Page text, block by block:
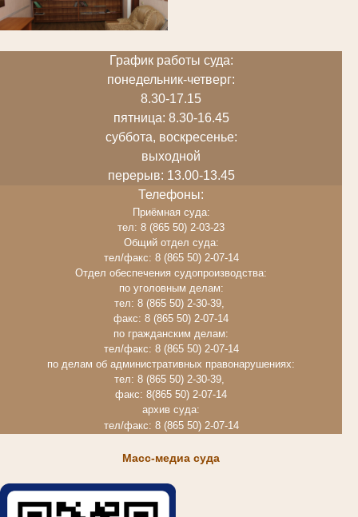
График работы суда:
понедельник-четверг:
8.30-17.15
пятница: 8.30-16.45
суббота, воскресенье:
выходной
перерыв: 13.00-13.45
Телефоны:
Приёмная суда:
тел: 8 (865 50) 2-03-23
Общий отдел суда:
тел/факс: 8 (865 50) 2-07-14
Отдел обеспечения судопроизводства:
по уголовным делам:
тел: 8 (865 50) 2-30-39,
факс: 8 (865 50) 2-07-14
по гражданским делам:
тел/факс: 8 (865 50) 2-07-14
по делам об административных правонарушениях:
тел: 8 (865 50) 2-30-39,
факс: 8(865 50) 2-07-14
архив суда:
тел/факс: 8 (865 50) 2-07-14
Масс-медиа суда